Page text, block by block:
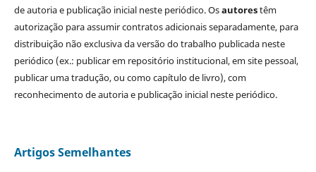
de autoria e publicação inicial neste periódico. Osautorestêm
autorização para assumir contratos adicionais separadamente, para
distribuição não exclusiva da versão do trabalho publicada neste
periódico (ex.: publicar em repositório institucional, em site pessoal,
publicar uma tradução, ou como capítulo de livro), com
reconhecimento de autoria e publicação inicial neste periódico.
Artigos Semelhantes